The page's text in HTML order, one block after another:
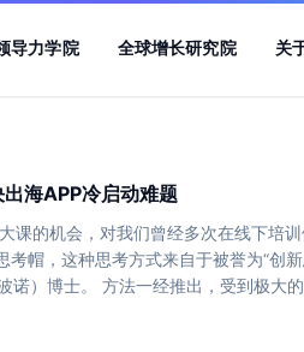
导力学院 全球增长研究院 关
海APP冷启动难题
课的机会，对我们曾经多次在线下培训
帽，这种思考方式来自于被誉为“创
诺）博士。 方法一经推出，受到极大的
了1000万美元 欧洲最大的牛肉生产公